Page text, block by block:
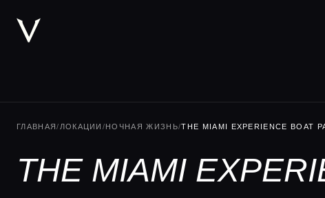
ГЛАВНАЯ/ ЛОКАЦИИ /НОЧНАЯ ЖИЗНЬ/THE MIAMI EXPERIENCE BOAT
THE MIAMI